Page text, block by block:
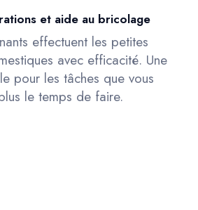
et aide au bricolage
effectuent les petites
avec efficacité. Une
pour les tâches que vous
le temps de faire.